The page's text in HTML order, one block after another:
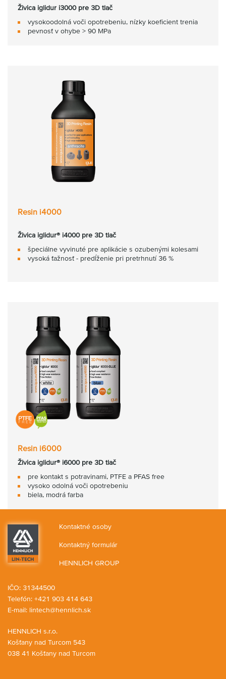
Živica iglidur i3000 pre 3D tlač
vysokoodolná voči opotrebeniu, nízky koeficient trenia
pevnosť v ohybe > 90 MPa
Resin i4000
Živica iglidur® i4000 pre 3D tlač
špeciálne vyvinuté pre aplikácie s ozubenými kolesami
vysoká ťažnosť - predĺženie pri pretrhnutí 36 %
Resin i6000
Živica iglidur® i6000 pre 3D tlač
pre kontakt s potravinami, PTFE a PFAS free
vysoko odolná voči opotrebeniu
biela, modrá farba
Kontaktné osoby
Kontaktný formulár
HENNLICH GROUP
HENNLICH s.r.o.
Košťany nad Turcom 543
038 41 Košťany nad Turcom
IČO: 31344500
Telefón: +421 903 414 643
E-mail: lintech@hennlich.sk